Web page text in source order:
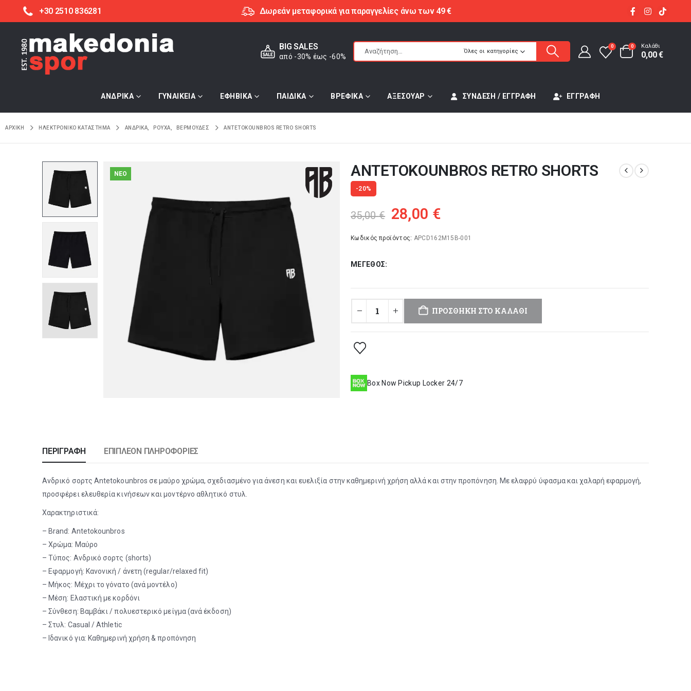
+30 2510 836281 Δωρεάν μεταφορικά για παραγγελίες άνω των 49 €
BIG SALES
από -30% έως -60%
Όλες οι κατηγορίες
0 0 Καλάθι
0,00€
ΑΝΔΡΙΚΑ ΓΥΝΑΙΚΕΙΑ ΕΦΗΒΙΚΑ ΠΑΙΔΙΚΑ ΒΡΕΦΙΚΑ ΑΞΕΣΟΥΑΡ ΣΎΝΔΕΣΗ / ΕΓΓΡΑΦΉ ΕΓΓΡΑΦΉ
ΑΡΧΙΚΉ ΗΛΕΚΤΡΟΝΙΚΌ ΚΑΤΆΣΤΗΜΑ ΑΝΔΡΙΚΑ ΡΟΥΧΑ ΒΕΡΜΟΥΔΕΣ ANTETOKOUNBROS RETRO SHORTS
NEO ANTETOKOUNBROS RETRO SHORTS
-20%
35,00€ Original
price
was:
28,00 €Η
τιμή
Κωδικός προϊόντος: APCD162M15B-001
ΜΈΓΕΘΟΣ
ΠΡΟΣΘΉΚΗ ΣΤΟ ΚΑΛΆΘΙ
Box Now Pickup Locker 24/7
ΠΕΡΙΓΡΑΦΉ ΕΠΙΠΛΈΟΝ ΠΛΗΡΟΦΟΡΊΕΣ
Ανδρικό σορτς Antetokounbros σε μαύρο χρώμα, σχεδιασμένο για άνεση και ευελιξία στην καθημερινή χρήση αλλά και στην προπόνηση. Με ελαφρύ ύφασμα και χαλαρή εφαρμογή,
προσφέρει ελευθερία κινήσεων και μοντέρνο αθλητικό στυλ.
Χαρακτηριστικά:
– Brand: Antetokounbros
– Χρώμα: Μαύρο
– Τύπος: Ανδρικό σορτς (shorts)
– Εφαρμογή: Κανονική / άνετη (regular/relaxed fit)
– Μήκος: Μέχρι το γόνατο (ανά μοντέλο)
– Μέση: Ελαστική με κορδόνι
– Σύνθεση: Βαμβάκι / πολυεστερικό μείγμα (ανά έκδοση)
– Στυλ: Casual / Athletic
– Ιδανικό για: Καθημερινή χρήση & προπόνηση